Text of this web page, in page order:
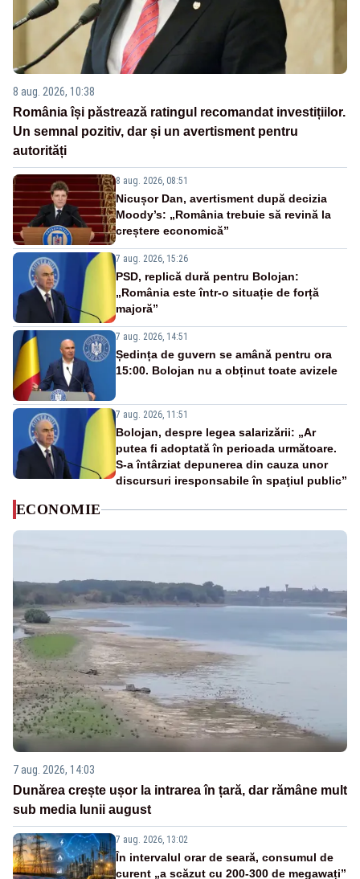
8 aug. 2026, 10:38
România își păstrează ratingul recomandat investițiilor.
Un semnal pozitiv, dar și un avertisment pentru
autorități
8 aug. 2026, 08:51
Nicușor Dan, avertisment după decizia
Moody’s: „România trebuie să revină la
creștere economică”
7 aug. 2026, 15:26
PSD, replică dură pentru Bolojan:
„România este într-o situație de forță
majoră”
7 aug. 2026, 14:51
Ședința de guvern se amână pentru ora
15:00. Bolojan nu a obținut toate avizele
7 aug. 2026, 11:51
Bolojan, despre legea salarizării: „Ar
putea fi adoptată în perioada următoare.
S-a întârziat depunerea din cauza unor
discursuri iresponsabile în spaţiul public”
ECONOMIE
7 aug. 2026, 14:03
Dunărea crește ușor la intrarea în țară, dar rămâne mult
sub media lunii august
7 aug. 2026, 13:02
În intervalul orar de seară, consumul de
curent „a scăzut cu 200-300 de megawați”